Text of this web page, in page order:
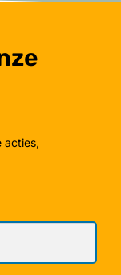
acties,